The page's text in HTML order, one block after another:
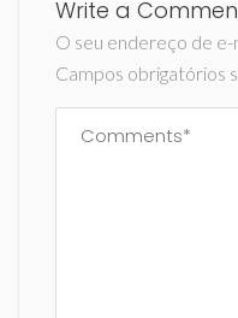
Write a
O seu endereço de e-
Campos obrigatórios